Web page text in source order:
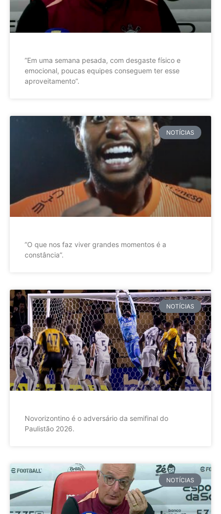
”Em uma semana pesada, com desgaste físico e
emocional, poucas equipes conseguem ter esse
aproveitamento”.
NOTÍCIAS
”O que nos faz viver grandes momentos é a
constância”.
NOTÍCIAS
Novorizontino é o adversário da semifinal do
Paulistão 2026.
NOTÍCIAS